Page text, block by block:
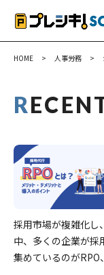
HOME > 人事労務 >
R
採用市場が複雑化し
中、多くの企業が採
集めているのが